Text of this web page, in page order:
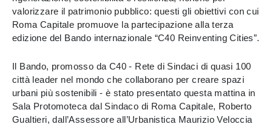
valorizzare il patrimonio pubblico: questi gli obiettivi con cui
Roma Capitale promuove la partecipazione alla terza
edizione del Bando internazionale “C40 Reinventing Cities”.
Il Bando, promosso da C40 - Rete di Sindaci di quasi 100
città leader nel mondo che collaborano per creare spazi
urbani più sostenibili - è stato presentato questa mattina in
Sala Protomoteca dal Sindaco di Roma Capitale, Roberto
Gualtieri, dall’Assessore all’Urbanistica Maurizio Veloccia